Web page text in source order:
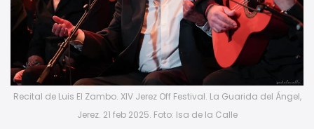
Recital de Luis El Zambo. XIV Jerez Off Festival. La Guarida del Ángel,
Jerez. 21 feb 2025. Foto: Isa de la Calle